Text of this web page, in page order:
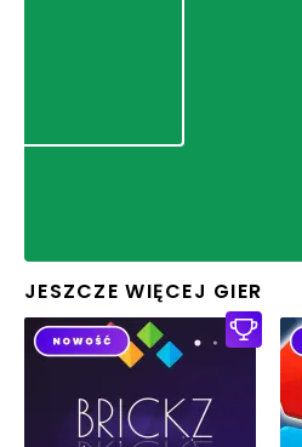
JESZCZE WIĘCEJ GIER